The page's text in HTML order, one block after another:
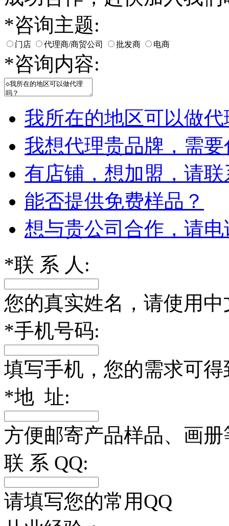
*咨询主题:
门店 代理商/商贸公司 批发商 电商
*咨询内容:
我所在的地区可以做
我想代理贵品牌，需
有店铺，想加盟，请
能否提供免费样品？
想与贵公司合作，请
*联 系 人:
您的真实姓名，请使用中
*手机号码:
填写手机，您的需求可
*地 址:
方便邮寄产品样品、画
联 系 QQ:
请填写您的常用QQ